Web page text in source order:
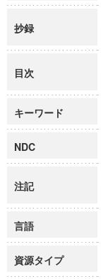
抄録
目次
キーワード
NDC
注記
言語
資源タイプ